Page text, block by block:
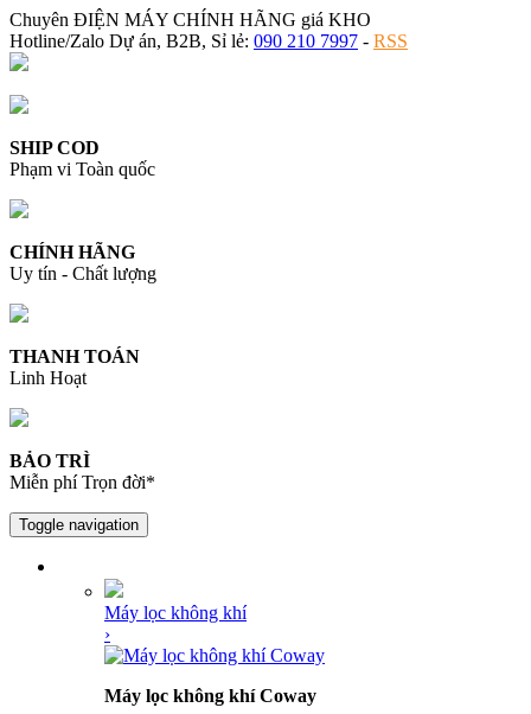
Chuyên ĐIỆN MÁY CHÍNH HÃNG giá KHO
Hotline/Zalo Dự án, B2B, Sỉ lẻ: 090 210 7997 - RSS
SHIP COD
Phạm vi Toàn quốc
CHÍNH HÃNG
Uy tín - Chất lượng
THANH TOÁN
Linh Hoạt
BẢO TRÌ
Miễn phí Trọn đời*
Toggle navigation
Máy lọc không khí
›
Máy lọc không khí Coway